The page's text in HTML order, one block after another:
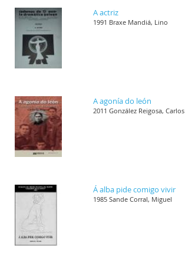
A actriz
1991 Braxe Mandiá, Lino
A agonía do león
2011 González Reigosa, Carlos
Á alba pide comigo vivir
1985 Sande Corral, Miguel